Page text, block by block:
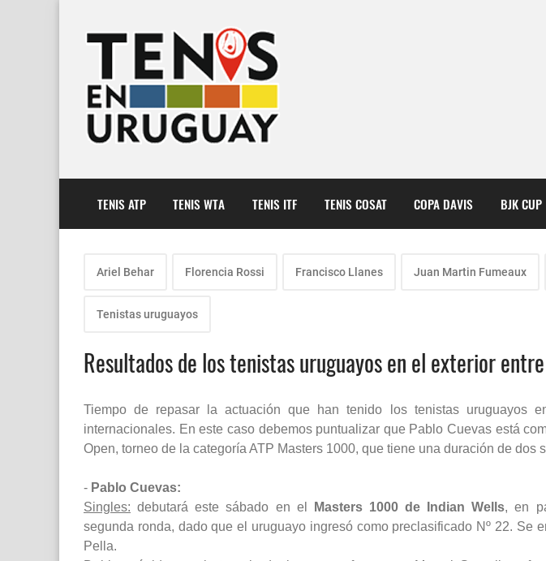
TENIS ATP TENIS WTA TENIS ITF TENIS COSAT COPA DAVIS BJK CUP
Ariel Behar Florencia Rossi Francisco Llanes Juan Martin Fumeaux
Tenistas uruguayos
Resultados de los tenistas uruguayos en el exterior
Tiempo de repasar la actuación que han tenido los tenistas uruguayos
internacionales. En este caso debemos puntualizar que Pablo Cuevas está
Open, torneo de la categoría ATP Masters 1000, que tiene una duración de dos
- Pablo Cuevas:
Singles: debutará este sábado en el Masters 1000 de Indian Wells, en
segunda ronda, dado que el uruguayo ingresó como preclasificado Nº 22. Se
Pella.